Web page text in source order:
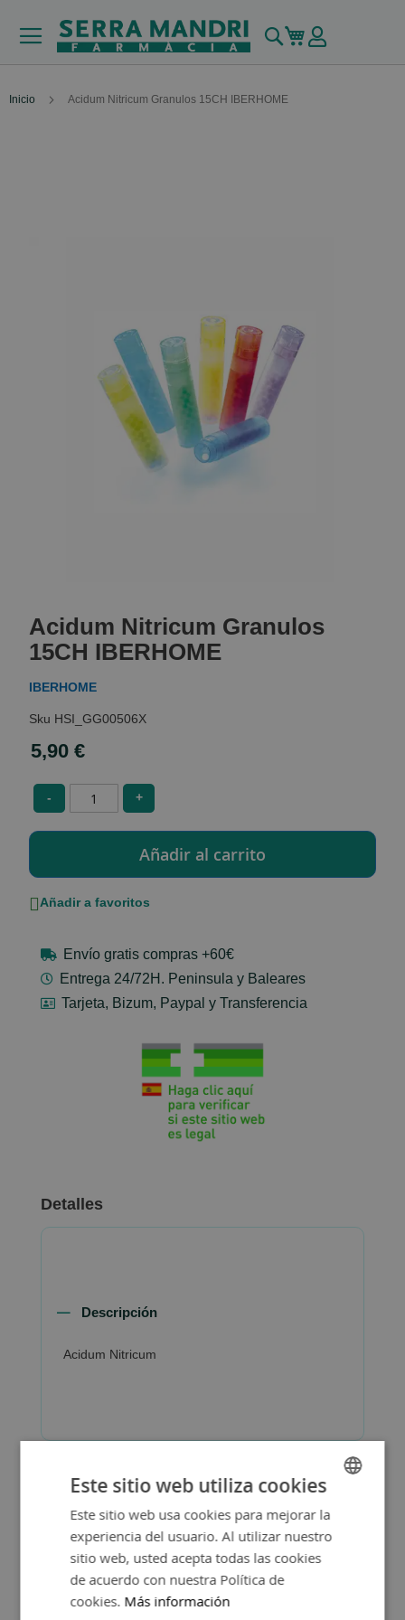
Buscar
Mi carrito
Inicio Acidum Nitricum Granulos 15CH IBERHOME
the
beginning
of
the
gallery
Acidum Nitricum Granulos
15CH IBERHOME
IBERHOME
HSI_GG00506X
5,90 €
- +
Añadir a favoritos
Envío gratis compras +60€
Entrega 24/72H. Peninsula y Baleares
Tarjeta, Bizum, Paypal y Transferencia
Detalles
Descripción
Acidum Nitricum
SPANISH
ENGLISH
Este sitio web utiliza cookies
Este sitio web usa cookies para mejorar la
experiencia del usuario. Al utilizar nuestro
sitio web, usted acepta todas las cookies
de acuerdo con nuestra Política de
cookies. Más información